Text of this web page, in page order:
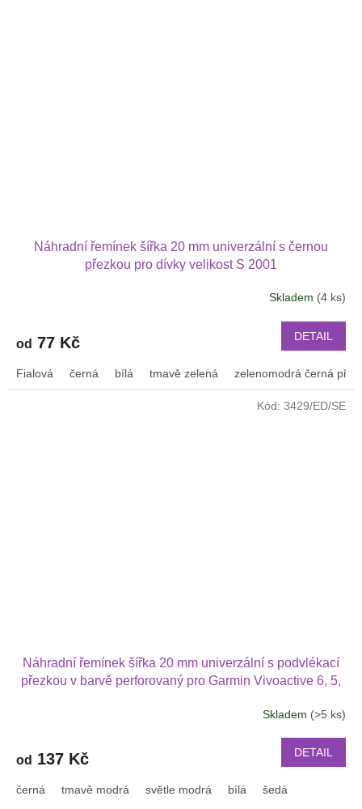
Náhradní řemínek šířka 20 mm univerzální s černou
přezkou pro dívky velikost S 2001
Skladem (4 ks)
od 77 Kč DETAIL
Fialová černá bílá tmavě zelená zelenomodrá černá
Náhradní řemínek šířka 20 mm univerzální s podvlékací
přezkou v barvě perforovaný pro Garmin Vivoactive 6, 5,
Skladem (>5 ks)
od 137 Kč DETAIL
černá tmavě modrá světle modrá bílá šedá
Kód: 3429/ED/SE